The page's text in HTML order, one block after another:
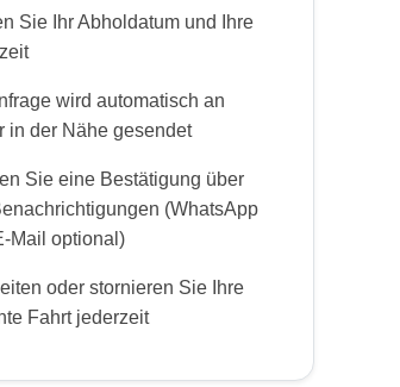
Sie Ihr Abholdatum und Ihre
wird automatisch an
in der Nähe gesendet
Sie eine Bestätigung über
(WhatsApp
Mail optional)
oder stornieren Sie Ihre
Fahrt jederzeit